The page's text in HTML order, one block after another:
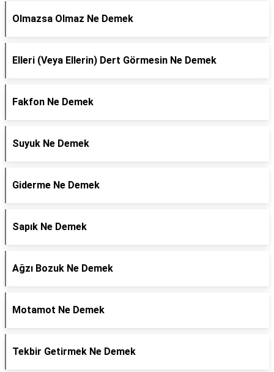
Olmazsa Olmaz Ne Demek
Elleri (Veya Ellerin) Dert Görmesin Ne Demek
Fakfon Ne Demek
Suyuk Ne Demek
Giderme Ne Demek
Sapık Ne Demek
Ağzı Bozuk Ne Demek
Motamot Ne Demek
Tekbir Getirmek Ne Demek